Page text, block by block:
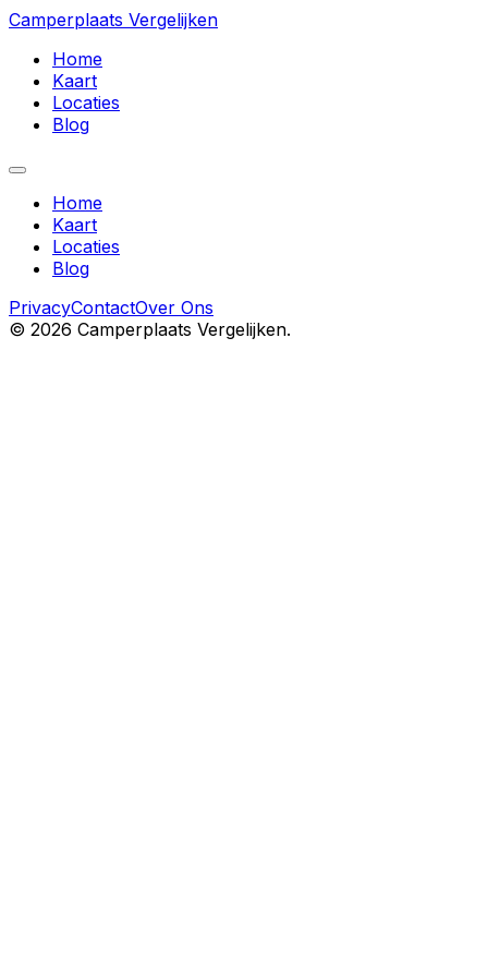
Camperplaats Vergelijken
Home
Kaart
Locaties
Blog
Home
Kaart
Locaties
Blog
PrivacyContactOver Ons
© 2026 Camperplaats Vergelijken.